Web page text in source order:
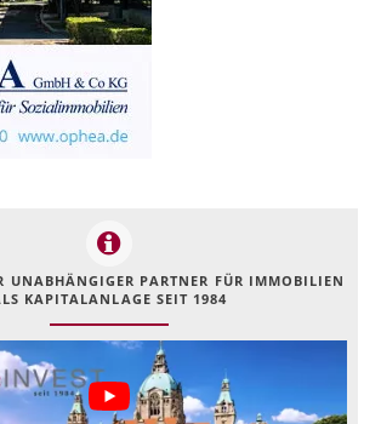
UNABHÄNGIGER PARTNER FÜR IMMOBILIEN
KAPITALANLAGE SEIT 1984